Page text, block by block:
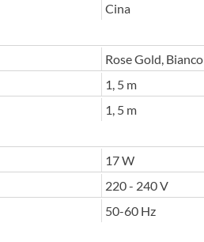
Cina
Rose Gold, Bianco
1, 5 m
1, 5 m
17 W
220 - 240 V
50-60 Hz